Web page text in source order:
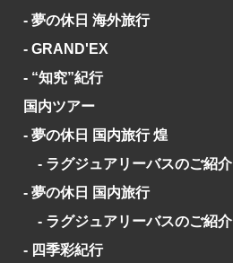
- 夢の休日 海外旅行
- GRAND'EX
- “知究”紀行
国内ツアー
- 夢の休日 国内旅行 煌
- ラグジュアリーバスのご紹介
- 夢の休日 国内旅行
- ラグジュアリーバスのご紹介
- 四季彩紀行